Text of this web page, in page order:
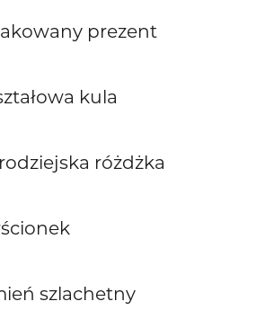
prezent
kula
różdżka
szlachetny